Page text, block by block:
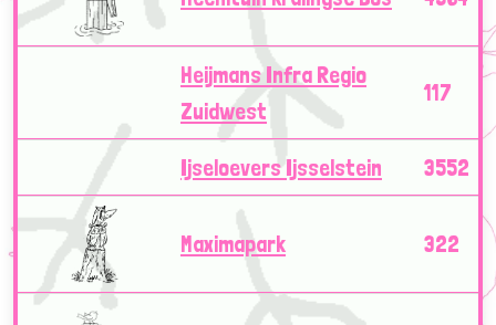
Heijmans Infra Regio
Zuidwest
117
Ijseloevers Ijsselstein 3552
Maximapark 322